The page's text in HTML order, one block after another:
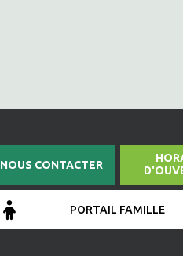
NOUS CONTACTER
PORTAIL FAMILLE